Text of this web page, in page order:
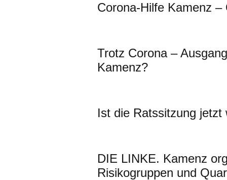
Corona-Hilfe Kamenz
Trotz Corona –
Kamenz?
Ist die Ratssitzung jetzt
DIE LINKE. Kamenz
Risikogruppen und